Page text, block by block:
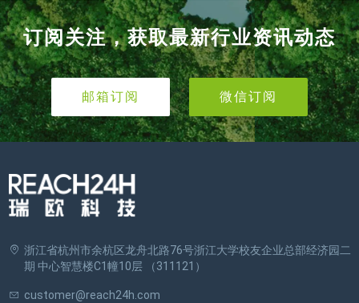
订阅关注，获取最新行业资讯动态
邮箱订阅 微信订阅
浙江省杭州市余杭区龙舟北路76号浙江大学校友企业总部经济园二
期 中心智慧楼C1幢10层 （311121）
customer@reach24h.com